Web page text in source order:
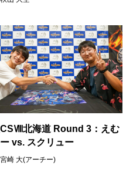
北海道 Round 3：えむ
vs. スクリュー
崎 大(アーチー)